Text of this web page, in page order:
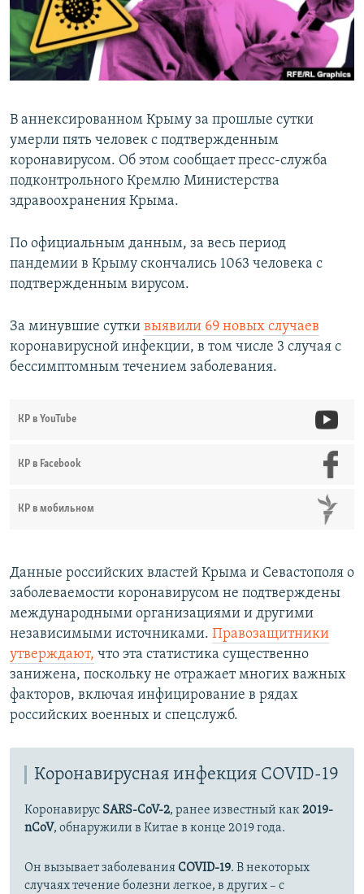
ПОБЕДИТЕЛЕЙ НЕ СУДЯТ?
КРЫМ.НЕПОКОРЕННЫЙ
ELIFBE
ПРИСОЕДИНЯЙТЕСЬ!
Все сайты RFE/RL
В аннексированном Крыму за прошлые сутки
умерли пять человек с подтвержденным
коронавирусом. Об этом сообщает пресс-служба
подконтрольного Кремлю Министерства
здравоохранения Крыма.
По официальным данным, за весь период
пандемии в Крыму скончались 1063 человека с
подтвержденным вирусом.
За минувшие сутки выявили 69 новых случаев
коронавирусной инфекции, в том числе 3 случая с
бессимптомным течением заболевания.
КР в YouTube
КР в Facebook
КР в мобильном
Данные российских властей Крыма и Севастополя о
заболеваемости коронавирусом не подтверждены
международными организациями и другими
независимыми источниками. Правозащитники
утверждают, что эта статистика существенно
занижена, поскольку не отражает многих важных
факторов, включая инфицирование в рядах
российских военных и спецслужб.
Коронавирусная инфекция COVID-19
Коронавирус SARS-CoV-2, ранее известный как2019-
nCoV, обнаружили в Китае в конце 2019 года.
Он вызывает заболеванияCOVID-19. В некоторых
случаях течение болезни легкое, в других – с